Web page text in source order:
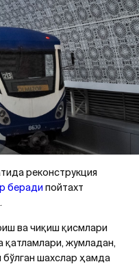
реконструкция
беради пойтахт
ва чиқиш қисмлари
қатламлари, жумладан,
бўлган шахслар ҳамда